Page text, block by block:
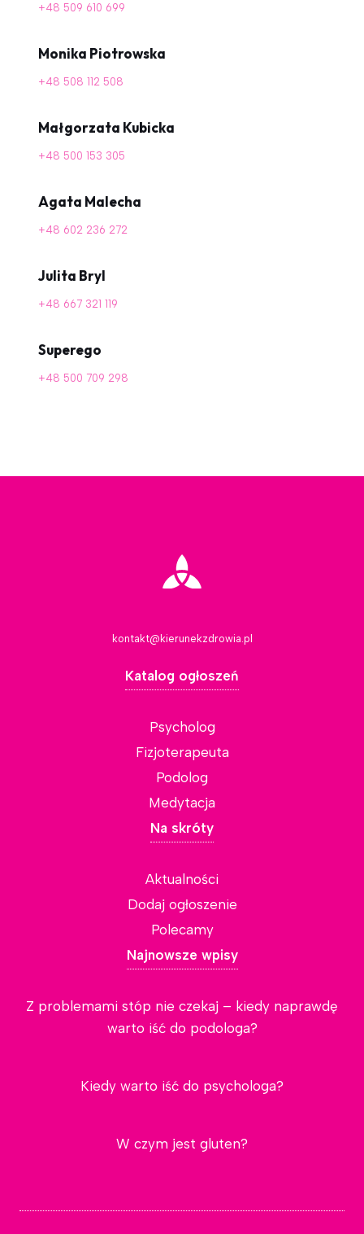
+48 509 610 699
Monika Piotrowska
+48 508 112 508
Małgorzata Kubicka
+48 500 153 305
Agata Malecha
+48 602 236 272
Julita Bryl
+48 667 321 119
Superego
+48 500 709 298
kontakt@kierunekzdrowia.pl
Katalog ogłoszeń
Psycholog
Fizjoterapeuta
Podolog
Medytacja
Na skróty
Aktualności
Dodaj ogłoszenie
Polecamy
Najnowsze wpisy
Z problemami stóp nie czekaj – kiedy naprawdę
warto iść do podologa?
Kiedy warto iść do psychologa?
W czym jest gluten?